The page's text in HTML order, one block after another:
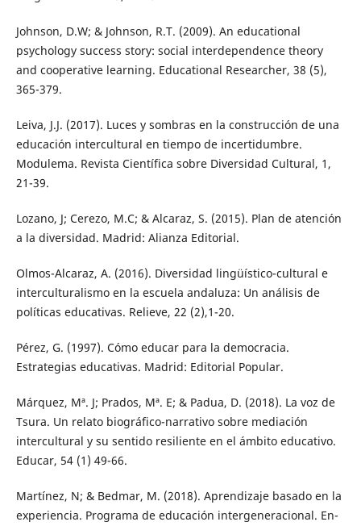
Johnson, D.W; & Johnson, R.T. (2009). An educational
psychology success story: social interdependence theory
and cooperative learning. Educational Researcher, 38 (5),
365-379.
Leiva, J.J. (2017). Luces y sombras en la construcción de una
educación intercultural en tiempo de incertidumbre.
Modulema. Revista Científica sobre Diversidad Cultural, 1,
21-39.
Lozano, J; Cerezo, M.C; & Alcaraz, S. (2015). Plan de atención
a la diversidad. Madrid: Alianza Editorial.
Olmos-Alcaraz, A. (2016). Diversidad lingüístico-cultural e
interculturalismo en la escuela andaluza: Un análisis de
políticas educativas. Relieve, 22 (2),1-20.
Pérez, G. (1997). Cómo educar para la democracia.
Estrategias educativas. Madrid: Editorial Popular.
Márquez, Mª. J; Prados, Mª. E; & Padua, D. (2018). La voz de
Tsura. Un relato biográfico-narrativo sobre mediación
intercultural y su sentido resiliente en el ámbito educativo.
Educar, 54 (1) 49-66.
Martínez, N; & Bedmar, M. (2018). Aprendizaje basado en la
experiencia. Programa de educación intergeneracional. En-